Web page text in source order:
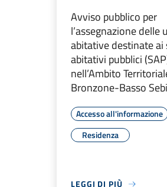
Avviso pubblico per
l’assegnazione delle
abitative destinate ai
abitativi pubblici
nell’Ambito
Bronzone-Basso
Accesso all'informazione
Residenza
LEGGI DI PIÙ